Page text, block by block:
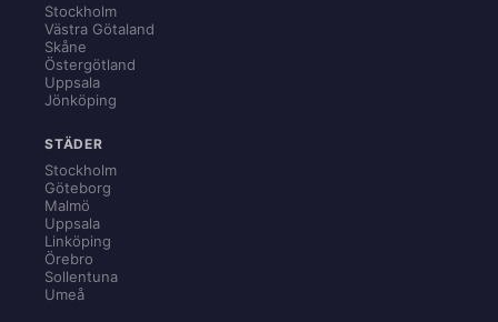
Stockholm
Västra Götaland
Skåne
Östergötland
Uppsala
Jönköping
STÄDER
Stockholm
Göteborg
Malmö
Uppsala
Linköping
Örebro
Sollentuna
Umeå